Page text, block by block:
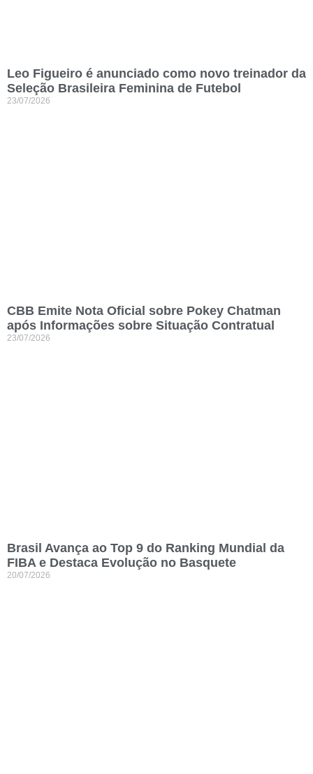
Leo Figueiro é anunciado como novo treinador da
Seleção Brasileira Feminina de Futebol
23/07/2026
CBB Emite Nota Oficial sobre Pokey Chatman
após Informações sobre Situação Contratual
23/07/2026
Brasil Avança ao Top 9 do Ranking Mundial da
FIBA e Destaca Evolução no Basquete
20/07/2026